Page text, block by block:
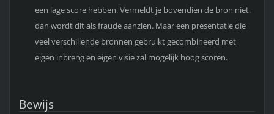
een lage score hebben. Vermeldt je bovendien de bron niet,
dan wordt dit als fraude aanzien. Maar een presentatie die
veel verschillende bronnen gebruikt gecombineerd met
eigen inbreng en eigen visie zal mogelijk hoog scoren.
Bewijs